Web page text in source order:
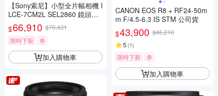
【Sony索尼】小型全片幅相機 I
LCE-7CM2L SEL2860 鏡頭組
(公司貨 保固18+6個月)
$66,910 $70,431
限時下殺
券
加入購物車
CANON EOS R8 + RF24-50m
m F/4.5-6.3 IS STM 公司貨
$43,900 $46,210
5 (1)
限時下殺 券
加入購物車